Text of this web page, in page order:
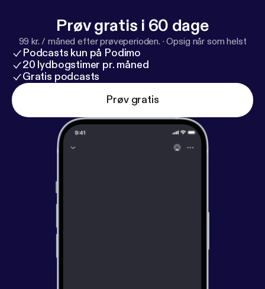
podcast, men hører alt I laver, selvom det fucker mit
hoved 🤯🙈😉
Prøv gratis i 60 dage
99 kr. / måned efter prøveperioden. ·Opsig når som helst
Podcasts kun på Podimo
20 lydbogstimer pr. måned
Gratis podcasts
Prøv gratis